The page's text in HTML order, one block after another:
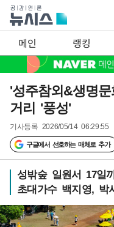
메인 랭킹
'성주참외&생명
거리 '풍성'
기사등록 2026/05/14 06:29:55
구글에서 선호하는 매체로 추가
성밖숲 일원서 17일
초대가수 백지영, 박